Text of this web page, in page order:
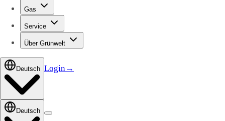
Gas
Service
Über Grünwelt
Deutsch Login→
Deutsch